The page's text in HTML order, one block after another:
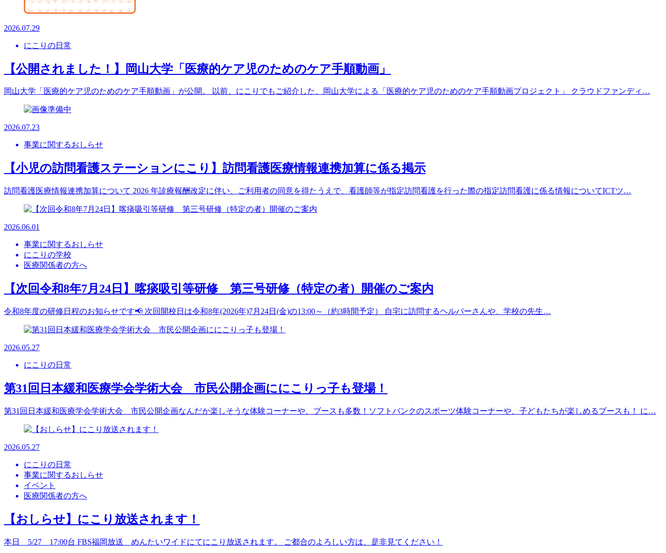
2026.07.29
にこりの日常
【公開されました！】岡山大学「医療的ケア児のためのケア手順動画」
岡山大学「医療的ケア児のためのケア手順動画」が公開。 以前、にこりでもご紹介した、岡山大学による「医療的ケア児のためのケア手順動画プロジェクト」 クラウドファンディ…
2026.07.23
事業に関するおしらせ
【小児の訪問看護ステーションにこり】訪問看護医療情報連携加算に係る掲示
訪問看護医療情報連携加算について 2026 年診療報酬改定に伴い、ご利用者の同意を得たうえで、看護師等が指定訪問看護を行った際の指定訪問看護に係る情報についてICTツ…
2026.06.01
事業に関するおしらせ
にこりの学校
医療関係者の方へ
【次回令和8年7月24日】喀痰吸引等研修 第三号研修（特定の者）開催のご案内
令和8年度の研修日程のお知らせです📢 次回開校日は令和8年(2026年)7月24日(金)の13:00～（約3時間予定） 自宅に訪問するヘルパーさんや、学校の先生…
2026.05.27
にこりの日常
第31回日本緩和医療学会学術大会 市民公開企画ににこりっ子も登場！
第31回日本緩和医療学会学術大会 市民公開企画なんだか楽しそうな体験コーナーや、ブースも多数！ソフトバンクのスポーツ体験コーナーや、子どもたちが楽しめるブースも！ に…
2026.05.27
にこりの日常
事業に関するおしらせ
イベント
医療関係者の方へ
【おしらせ】にこり放送されます！
本日 5/27 17:00台 FBS福岡放送 めんたいワイドにてにこり放送されます。 ご都合のよろしい方は、是非見てください！